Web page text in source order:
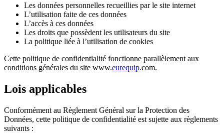
Les données personnelles recueillies par le site internet
L’utilisation faite de ces données
L’accès à ces données
Les droits que possèdent les utilisateurs du site
La politique liée à l’utilisation de cookies
Cette politique de confidentialité fonctionne parallèlement aux
conditions générales du site www.eurequip.com.
Lois applicables
Conformément au Règlement Général sur la Protection des
Données, cette politique de confidentialité est sujette aux règlements
suivants :